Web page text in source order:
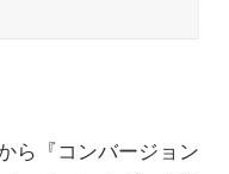
ら『コンバージョン